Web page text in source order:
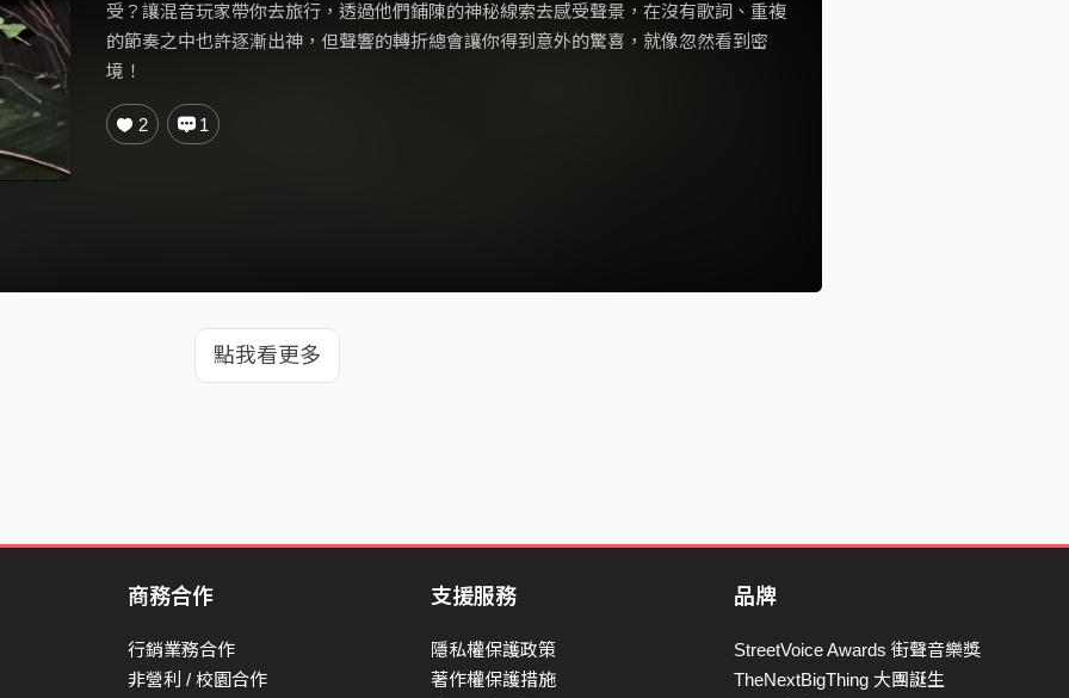
受？讓混音玩家帶你去旅行，透過他們鋪陳的神秘線索去感受聲景，在沒有歌詞、重複
的節奏之中也許逐漸出神，但聲響的轉折總會讓你得到意外的驚喜，就像忽然看到密
境！
2 1
點我看更多
商務合作
行銷業務合作
非營利 / 校園合作
支援服務
隱私權保護政策
著作權保護措施
品牌
StreetVoice Awards 街聲音樂獎
TheNextBigThing 大團誕生